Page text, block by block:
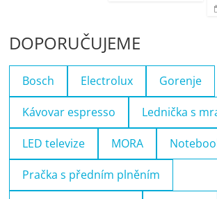
DOPORUČUJEME
Bosch Electrolux Gorenje
Kávovar espresso Lednička s
LED televize MORA
Pračka s předním plněním